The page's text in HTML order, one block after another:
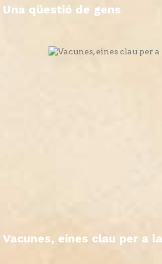
Una qüestió de gens
Vacunes, eines clau per a